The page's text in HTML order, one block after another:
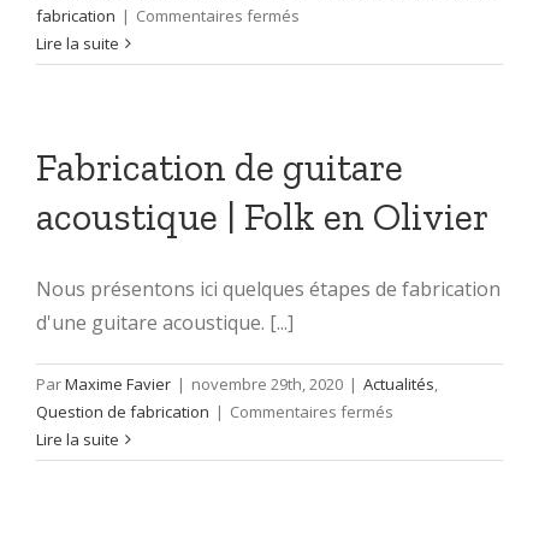
fabrication | Commentaires fermés
mini-
Paul
:
Hommage
à
icône
Lire la suite
Fabrication de guitare
acoustique | Folk en Olivier
Nous présentons ici quelques étapes de fabrication
d'une guitare acoustique. [...]
ParMaxime Favier | novembre 29th, 2020 | Actualités,
Question de fabrication | Commentaires fermés
de
Lire la suite